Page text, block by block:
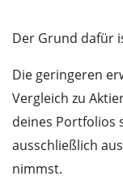
Der Grund dafür
Die geringeren
Vergleich zu
deines Portfolios
ausschließlich
nimmst.